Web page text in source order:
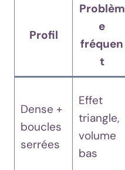
Profil
Problèm
e
fréquen
t
Dense +
boucles
serrées
Effet
triangle,
volume
bas